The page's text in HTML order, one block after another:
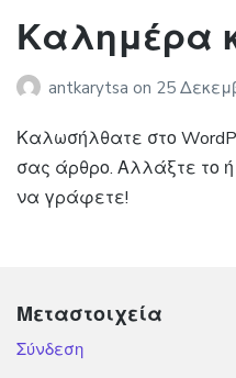
Καλημέρα
antkarytsa on 25
Καλωσήλθατε στο
σας άρθρο. Αλλάξτε το
να γράφετε!
Μεταστοιχεία
Σύνδεση